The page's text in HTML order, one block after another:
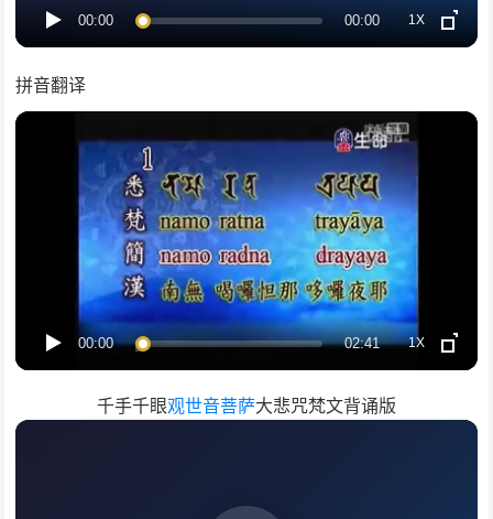
00:00 00:00 1X
拼音翻译
00:00 02:41 1X
千手千眼观世音菩萨大悲咒梵文背诵版